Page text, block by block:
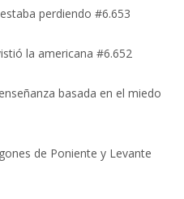
perdiendo #6.653
la americana #6.652
basada en el miedo
de Poniente y Levante